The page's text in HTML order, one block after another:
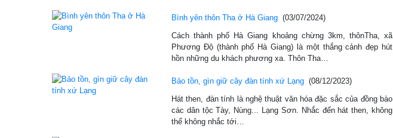
Bình yên thôn Tha ở Hà Giang (03/07/2024)
Cách thành phố Hà Giang khoảng chừng 3km, thônTha, xã
Phương Độ (thành phố Hà Giang) là một thắng cảnh đẹp hút
hồn những du khách phương xa. Thôn Tha…
Bảo tồn, gìn giữ cây đàn tính xứ Lạng (08/12/2023)
Hát then, đàn tính là nghệ thuật văn hóa đặc sắc của đồng bào
các dân tộc Tày, Nùng... Lạng Sơn. Nhắc đến hát then, không
thể không nhắc tới…